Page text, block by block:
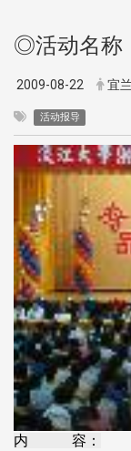
◎活动名称
2009-08-22 宜
活动报导
内 容：